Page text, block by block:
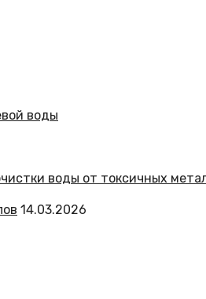
14.03.2026